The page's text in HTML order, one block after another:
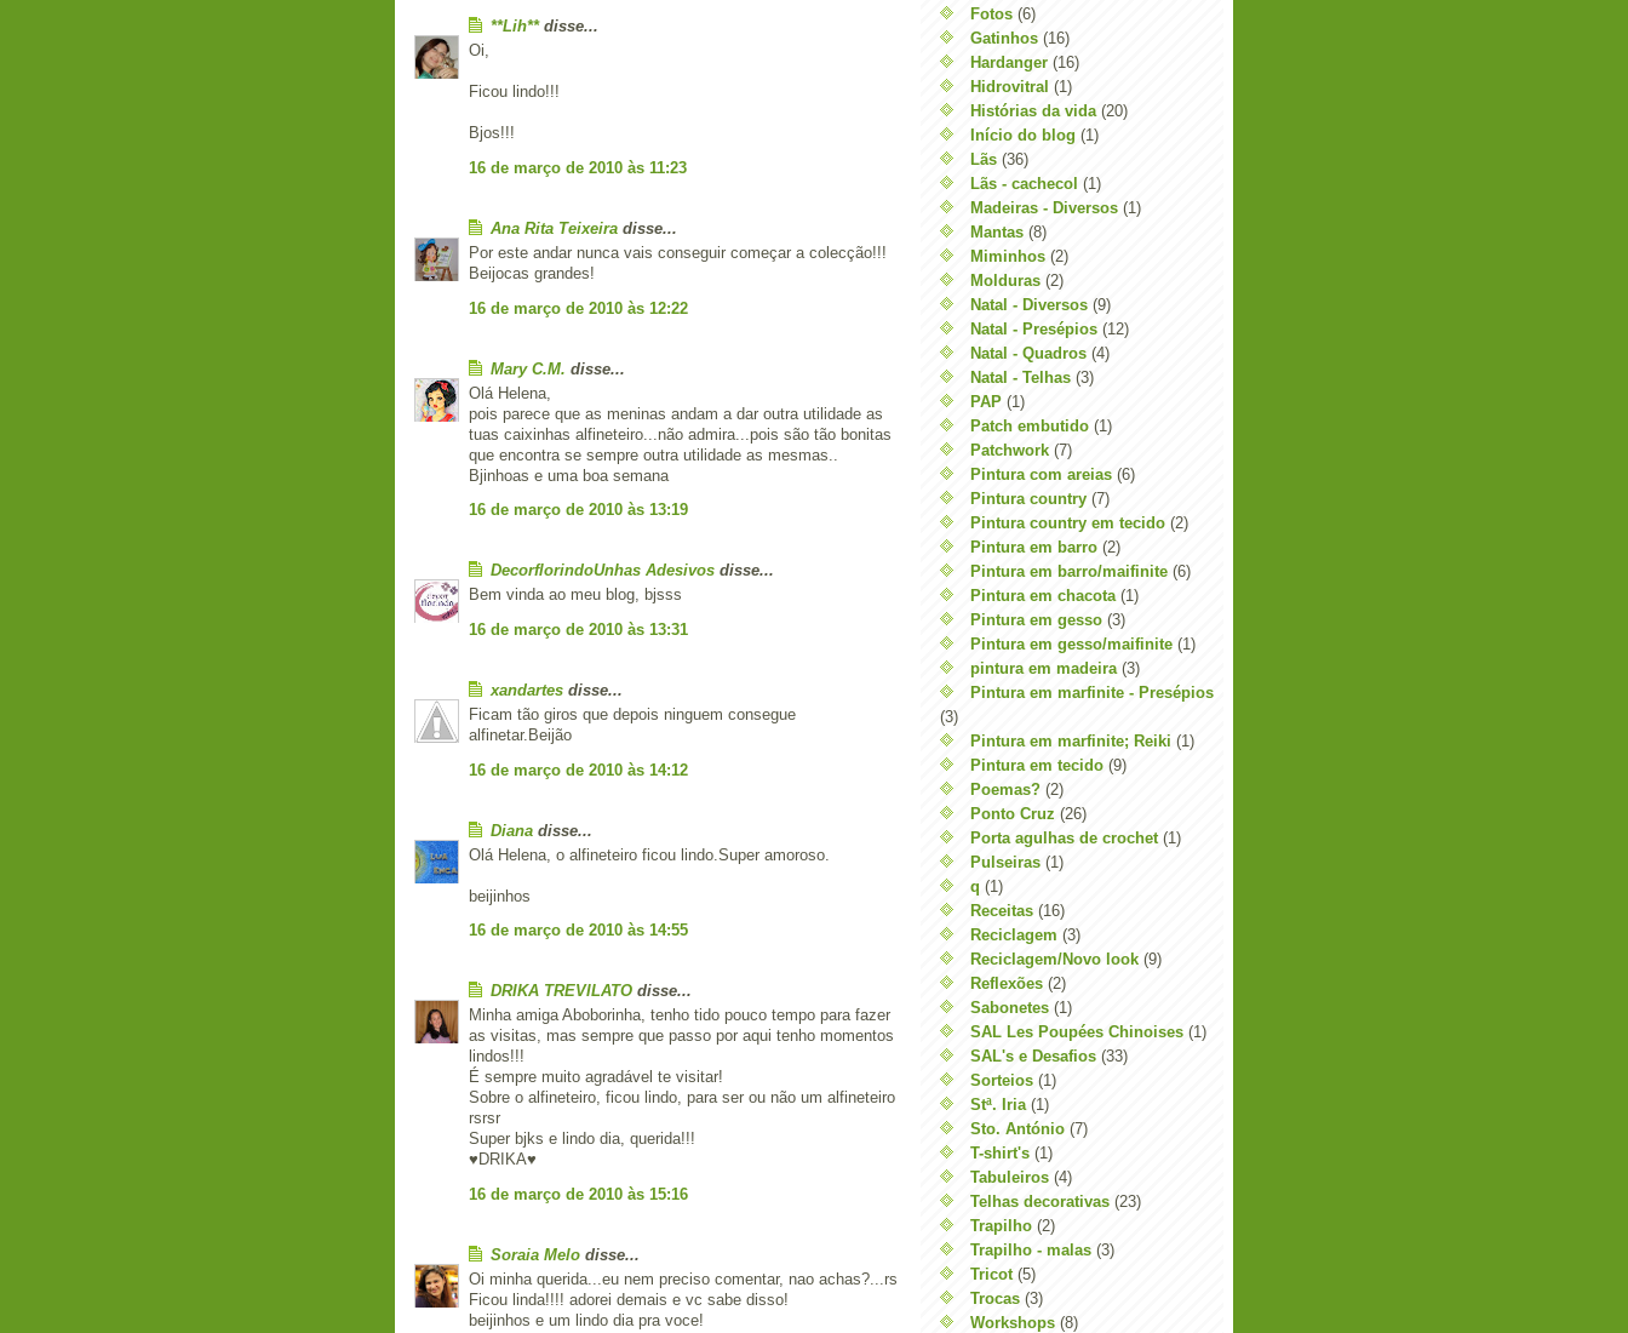
**Lih**disse...
Oi,
Ficou lindo!!!
Bjos!!!
16 de março de 2010 às 11:23
Ana Rita Teixeira disse...
Por este andar nunca vais conseguir começar a colecção!!!
Beijocas grandes!
16 de março de 2010 às 12:22
Mary C.M. disse...
Olá Helena,
pois parece que as meninas andam a dar outra utilidade as
tuas caixinhas alfineteiro...não admira...pois são tão bonitas
que encontra se sempre outra utilidade as mesmas..
Bjinhoas e uma boa semana
16 de março de 2010 às 13:19
DecorflorindoUnhas Adesivos disse...
Bem vinda ao meu blog, bjsss
16 de março de 2010 às 13:31
xandartes disse...
Ficam tão giros que depois ninguem consegue
alfinetar.Beijão
16 de março de 2010 às 14:12
Diana disse...
Olá Helena, o alfineteiro ficou lindo.Super amoroso.
beijinhos
16 de março de 2010 às 14:55
DRIKA TREVILATO disse...
Minha amiga Aboborinha, tenho tido pouco tempo para fazer
as visitas, mas sempre que passo por aqui tenho momentos
lindos!!!
É sempre muito agradável te visitar!
Sobre o alfineteiro, ficou lindo, para ser ou não um alfineteiro
rsrsr
Super bjks e lindo dia, querida!!!
♥DRIKA♥
16 de março de 2010 às 15:16
Soraia Melo disse...
Oi minha querida...eu nem preciso comentar, nao achas?...rs
Ficou linda!!!! adorei demais e vc sabe disso!
beijinhos e um lindo dia pra voce!
Fotos (6)
Gatinhos (16)
Hardanger (16)
Hidrovitral (1)
Histórias da vida (20)
Início do blog (1)
Lãs (36)
Lãs - cachecol (1)
Madeiras - Diversos (1)
Mantas (8)
Miminhos (2)
Molduras (2)
Natal - Diversos (9)
Natal - Presépios (12)
Natal - Quadros (4)
Natal - Telhas (3)
PAP (1)
Patch embutido (1)
Patchwork (7)
Pintura com areias (6)
Pintura country (7)
Pintura country em tecido (2)
Pintura em barro (2)
Pintura em barro/maifinite (6)
Pintura em chacota (1)
Pintura em gesso (3)
Pintura em gesso/maifinite (1)
pintura em madeira (3)
Pintura em marfinite - Presépios
(3)
Pintura em marfinite; Reiki (1)
Pintura em tecido (9)
Poemas? (2)
Ponto Cruz (26)
Porta agulhas de crochet (1)
Pulseiras (1)
q (1)
Receitas (16)
Reciclagem (3)
Reciclagem/Novo look (9)
Reflexões (2)
Sabonetes (1)
SAL Les Poupées Chinoises (1)
SAL's e Desafios (33)
Sorteios (1)
Stª. Iria (1)
Sto. António (7)
T-shirt's (1)
Tabuleiros (4)
Telhas decorativas (23)
Trapilho (2)
Trapilho - malas (3)
Tricot (5)
Trocas (3)
Workshops (8)